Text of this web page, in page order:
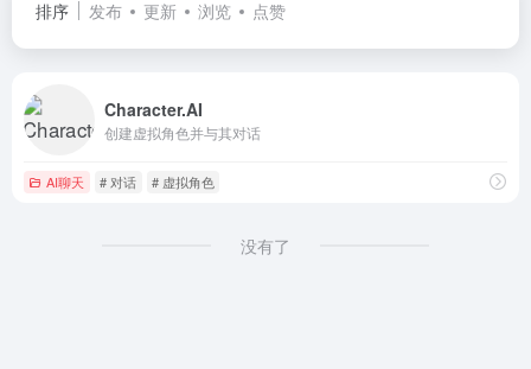
排序 发布 更新 浏览 点赞
Character.AI
创建虚拟角色并与其对话
AI聊天 # 对话 # 虚拟角色
没有了